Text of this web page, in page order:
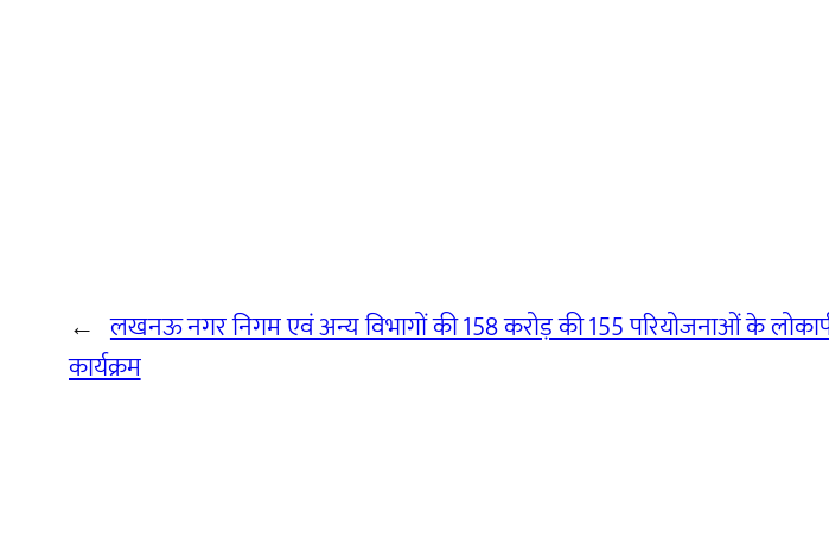
← लखनऊ नगर निगम एवं अन्य विभागों की 158 करोड़ की 155 परियोजनाओं के
कार्यक्रम